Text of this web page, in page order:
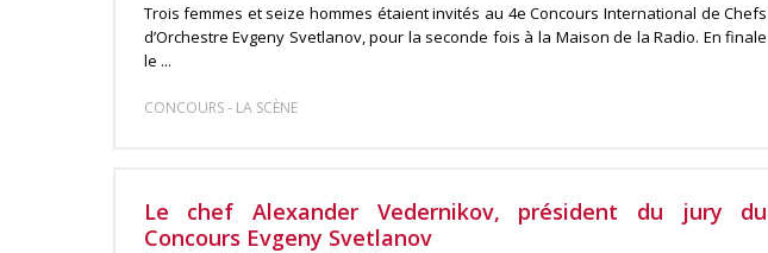
Trois femmes et seize hommes étaient invités au 4e Concours International de Chefs
d’Orchestre Evgeny Svetlanov, pour la seconde fois à la Maison de la Radio. En finale
le ...
CONCOURS- LA SCÈNE
Le chef Alexander Vedernikov, président du jury du
Concours Evgeny Svetlanov